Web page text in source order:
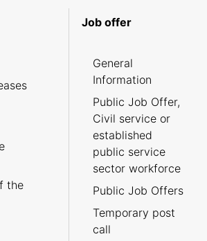
the
Job offer
General
Information
Public Job Offer,
Civil service or
established
public service
sector workforce
Public Job Offers
Temporary post
call